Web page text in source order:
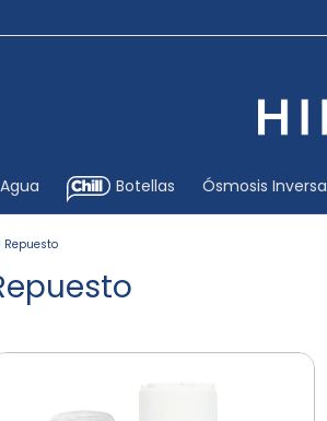
Botellas Ósmosis Inversa
Repuesto